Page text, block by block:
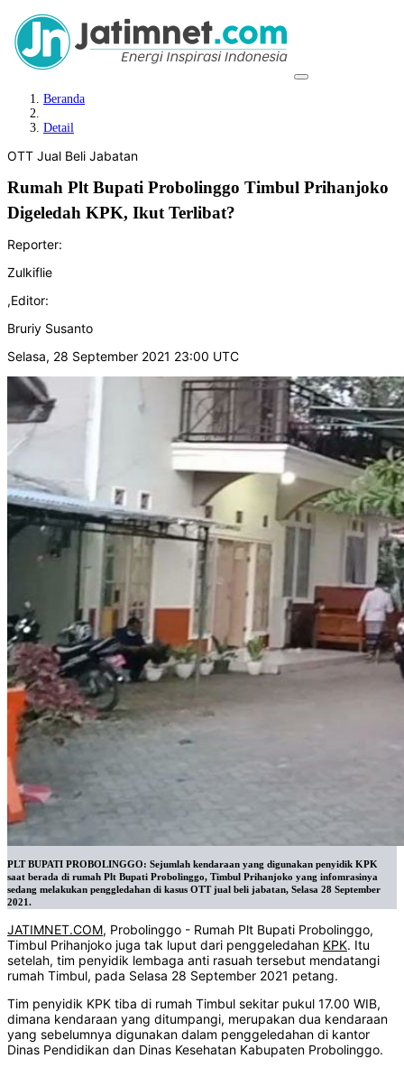
Beranda
Detail
OTT Jual Beli Jabatan
Rumah Plt Bupati Probolinggo Timbul Prihanjoko
Digeledah KPK, Ikut Terlibat?
Reporter:
Zulkiflie
,Editor:
Bruriy Susanto
Selasa, 28 September 2021 23:00 UTC
PLT BUPATI PROBOLINGGO: Sejumlah kendaraan yang digunakan penyidik KPK
saat berada di rumah Plt Bupati Probolinggo, Timbul Prihanjoko yang infomrasinya
sedang melakukan penggledahan di kasus OTT jual beli jabatan, Selasa 28 September
2021.
JATIMNET.COM, Probolinggo - Rumah Plt Bupati Probolinggo,
Timbul Prihanjoko juga tak luput dari penggeledahan KPK. Itu
setelah, tim penyidik lembaga anti rasuah tersebut mendatangi
rumah Timbul, pada Selasa 28 September 2021 petang.
Tim penyidik KPK tiba di rumah Timbul sekitar pukul 17.00 WIB,
dimana kendaraan yang ditumpangi, merupakan dua kendaraan
yang sebelumnya digunakan dalam penggeledahan di kantor
Dinas Pendidikan dan Dinas Kesehatan Kabupaten Probolinggo.